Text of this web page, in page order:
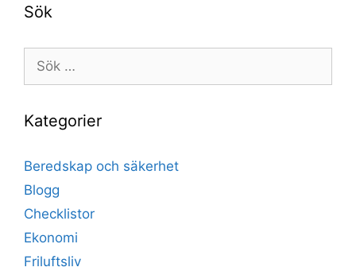
Sök
Sök
efter:
Kategorier
Beredskap och säkerhet
Blogg
Checklistor
Ekonomi
Friluftsliv